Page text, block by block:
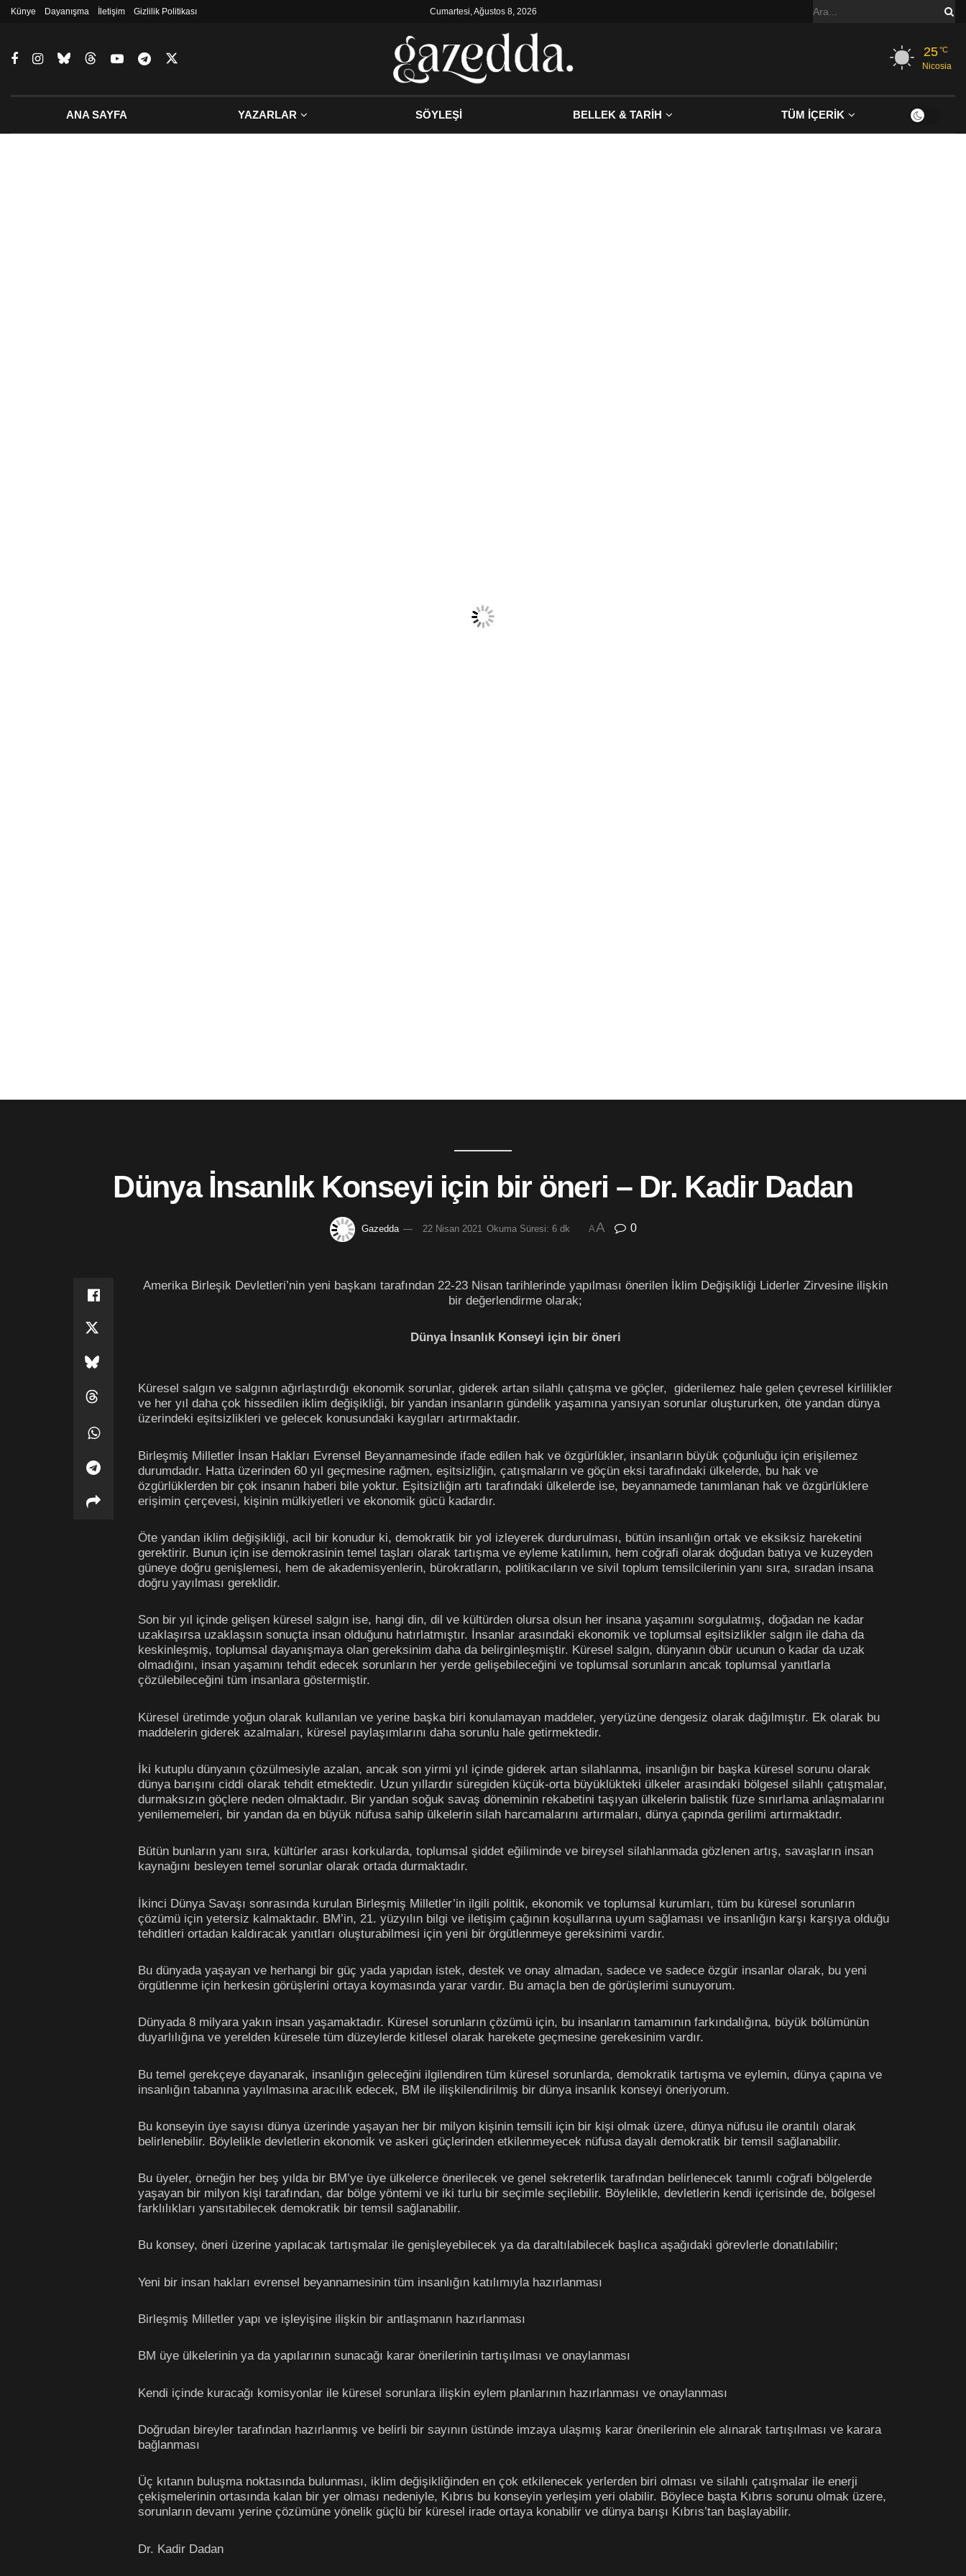
Künye Dayanışma İletişim Gizlilik Politikası Cumartesi, Ağustos 8, 2026
25°C
Nicosia
ANA SAYFA YAZARLAR SÖYLEŞİ BELLEK & TARİH TÜM İÇERİK
Dünya İnsanlık Konseyi için bir öneri – Dr. Kadir Dadan
Gazedda 22 Nisan 2021 Okuma Süresi: 6 dk AA 0
Amerika Birleşik Devletleri’nin yeni başkanı tarafından 22-23 Nisan tarihlerinde yapılması önerilen İklim Değişikliği Liderler Zirvesine ilişkin
bir değerlendirme olarak;
Dünya İnsanlık Konseyi için bir öneri
Küresel salgın ve salgının ağırlaştırdığı ekonomik sorunlar, giderek artan silahlı çatışma ve göçler, giderilemez hale gelen çevresel kirlilikler
ve her yıl daha çok hissedilen iklim değişikliği, bir yandan insanların gündelik yaşamına yansıyan sorunlar oluştururken, öte yandan dünya
üzerindeki eşitsizlikleri ve gelecek konusundaki kaygıları artırmaktadır.
Birleşmiş Milletler İnsan Hakları Evrensel Beyannamesinde ifade edilen hak ve özgürlükler, insanların büyük çoğunluğu için erişilemez
durumdadır. Hatta üzerinden 60 yıl geçmesine rağmen, eşitsizliğin, çatışmaların ve göçün eksi tarafındaki ülkelerde, bu hak ve
özgürlüklerden bir çok insanın haberi bile yoktur. Eşitsizliğin artı tarafındaki ülkelerde ise, beyannamede tanımlanan hak ve özgürlüklere
erişimin çerçevesi, kişinin mülkiyetleri ve ekonomik gücü kadardır.
Öte yandan iklim değişikliği, acil bir konudur ki, demokratik bir yol izleyerek durdurulması, bütün insanlığın ortak ve eksiksiz hareketini
gerektirir. Bunun için ise demokrasinin temel taşları olarak tartışma ve eyleme katılımın, hem coğrafi olarak doğudan batıya ve kuzeyden
güneye doğru genişlemesi, hem de akademisyenlerin, bürokratların, politikacıların ve sivil toplum temsilcilerinin yanı sıra, sıradan insana
doğru yayılması gereklidir.
Son bir yıl içinde gelişen küresel salgın ise, hangi din, dil ve kültürden olursa olsun her insana yaşamını sorgulatmış, doğadan ne kadar
uzaklaşırsa uzaklaşsın sonuçta insan olduğunu hatırlatmıştır. İnsanlar arasındaki ekonomik ve toplumsal eşitsizlikler salgın ile daha da
keskinleşmiş, toplumsal dayanışmaya olan gereksinim daha da belirginleşmiştir. Küresel salgın, dünyanın öbür ucunun o kadar da uzak
olmadığını, insan yaşamını tehdit edecek sorunların her yerde gelişebileceğini ve toplumsal sorunların ancak toplumsal yanıtlarla
çözülebileceğini tüm insanlara göstermiştir.
Küresel üretimde yoğun olarak kullanılan ve yerine başka biri konulamayan maddeler, yeryüzüne dengesiz olarak dağılmıştır. Ek olarak bu
maddelerin giderek azalmaları, küresel paylaşımlarını daha sorunlu hale getirmektedir.
İki kutuplu dünyanın çözülmesiyle azalan, ancak son yirmi yıl içinde giderek artan silahlanma, insanlığın bir başka küresel sorunu olarak
dünya barışını ciddi olarak tehdit etmektedir. Uzun yıllardır süregiden küçük-orta büyüklükteki ülkeler arasındaki bölgesel silahlı çatışmalar,
durmaksızın göçlere neden olmaktadır. Bir yandan soğuk savaş döneminin rekabetini taşıyan ülkelerin balistik füze sınırlama anlaşmalarını
yenilememeleri, bir yandan da en büyük nüfusa sahip ülkelerin silah harcamalarını artırmaları, dünya çapında gerilimi artırmaktadır.
Bütün bunların yanı sıra, kültürler arası korkularda, toplumsal şiddet eğiliminde ve bireysel silahlanmada gözlenen artış, savaşların insan
kaynağını besleyen temel sorunlar olarak ortada durmaktadır.
İkinci Dünya Savaşı sonrasında kurulan Birleşmiş Milletler’in ilgili politik, ekonomik ve toplumsal kurumları, tüm bu küresel sorunların
çözümü için yetersiz kalmaktadır. BM’in, 21. yüzyılın bilgi ve iletişim çağının koşullarına uyum sağlaması ve insanlığın karşı karşıya olduğu
tehditleri ortadan kaldıracak yanıtları oluşturabilmesi için yeni bir örgütlenmeye gereksinimi vardır.
Bu dünyada yaşayan ve herhangi bir güç yada yapıdan istek, destek ve onay almadan, sadece ve sadece özgür insanlar olarak, bu yeni
örgütlenme için herkesin görüşlerini ortaya koymasında yarar vardır. Bu amaçla ben de görüşlerimi sunuyorum.
Dünyada 8 milyara yakın insan yaşamaktadır. Küresel sorunların çözümü için, bu insanların tamamının farkındalığına, büyük bölümünün
duyarlılığına ve yerelden küresele tüm düzeylerde kitlesel olarak harekete geçmesine gerekesinim vardır.
Bu temel gerekçeye dayanarak, insanlığın geleceğini ilgilendiren tüm küresel sorunlarda, demokratik tartışma ve eylemin, dünya çapına ve
insanlığın tabanına yayılmasına aracılık edecek, BM ile ilişkilendirilmiş bir dünya insanlık konseyi öneriyorum.
Bu konseyin üye sayısı dünya üzerinde yaşayan her bir milyon kişinin temsili için bir kişi olmak üzere, dünya nüfusu ile orantılı olarak
belirlenebilir. Böylelikle devletlerin ekonomik ve askeri güçlerinden etkilenmeyecek nüfusa dayalı demokratik bir temsil sağlanabilir.
Bu üyeler, örneğin her beş yılda bir BM’ye üye ülkelerce önerilecek ve genel sekreterlik tarafından belirlenecek tanımlı coğrafi bölgelerde
yaşayan bir milyon kişi tarafından, dar bölge yöntemi ve iki turlu bir seçimle seçilebilir. Böylelikle, devletlerin kendi içerisinde de, bölgesel
farklılıkları yansıtabilecek demokratik bir temsil sağlanabilir.
Bu konsey, öneri üzerine yapılacak tartışmalar ile genişleyebilecek ya da daraltılabilecek başlıca aşağıdaki görevlerle donatılabilir;
Yeni bir insan hakları evrensel beyannamesinin tüm insanlığın katılımıyla hazırlanması
Birleşmiş Milletler yapı ve işleyişine ilişkin bir antlaşmanın hazırlanması
BM üye ülkelerinin ya da yapılarının sunacağı karar önerilerinin tartışılması ve onaylanması
Kendi içinde kuracağı komisyonlar ile küresel sorunlara ilişkin eylem planlarının hazırlanması ve onaylanması
Doğrudan bireyler tarafından hazırlanmış ve belirli bir sayının üstünde imzaya ulaşmış karar önerilerinin ele alınarak tartışılması ve karara
bağlanması
Üç kıtanın buluşma noktasında bulunması, iklim değişikliğinden en çok etkilenecek yerlerden biri olması ve silahlı çatışmalar ile enerji
çekişmelerinin ortasında kalan bir yer olması nedeniyle, Kıbrıs bu konseyin yerleşim yeri olabilir. Böylece başta Kıbrıs sorunu olmak üzere,
sorunların devamı yerine çözümüne yönelik güçlü bir küresel irade ortaya konabilir ve dünya barışı Kıbrıs’tan başlayabilir.
Dr. Kadir Dadan